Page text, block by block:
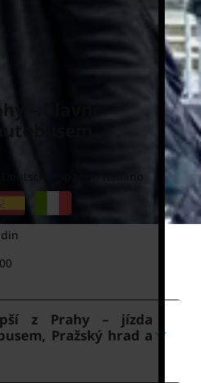
– hlavní
Deutsch, Español, Italiano
z Prahy – jízda
Pražský hrad a